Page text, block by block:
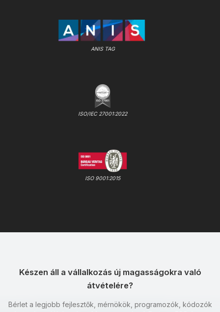
ANIS TAG
ISO/IEC 27001:2022
ISO 9001:2015
Készen áll a vállalkozás új magasságokra való
átvételére?
Bérlet a legjobb fejlesztők, mérnökök, programozók, kódozók